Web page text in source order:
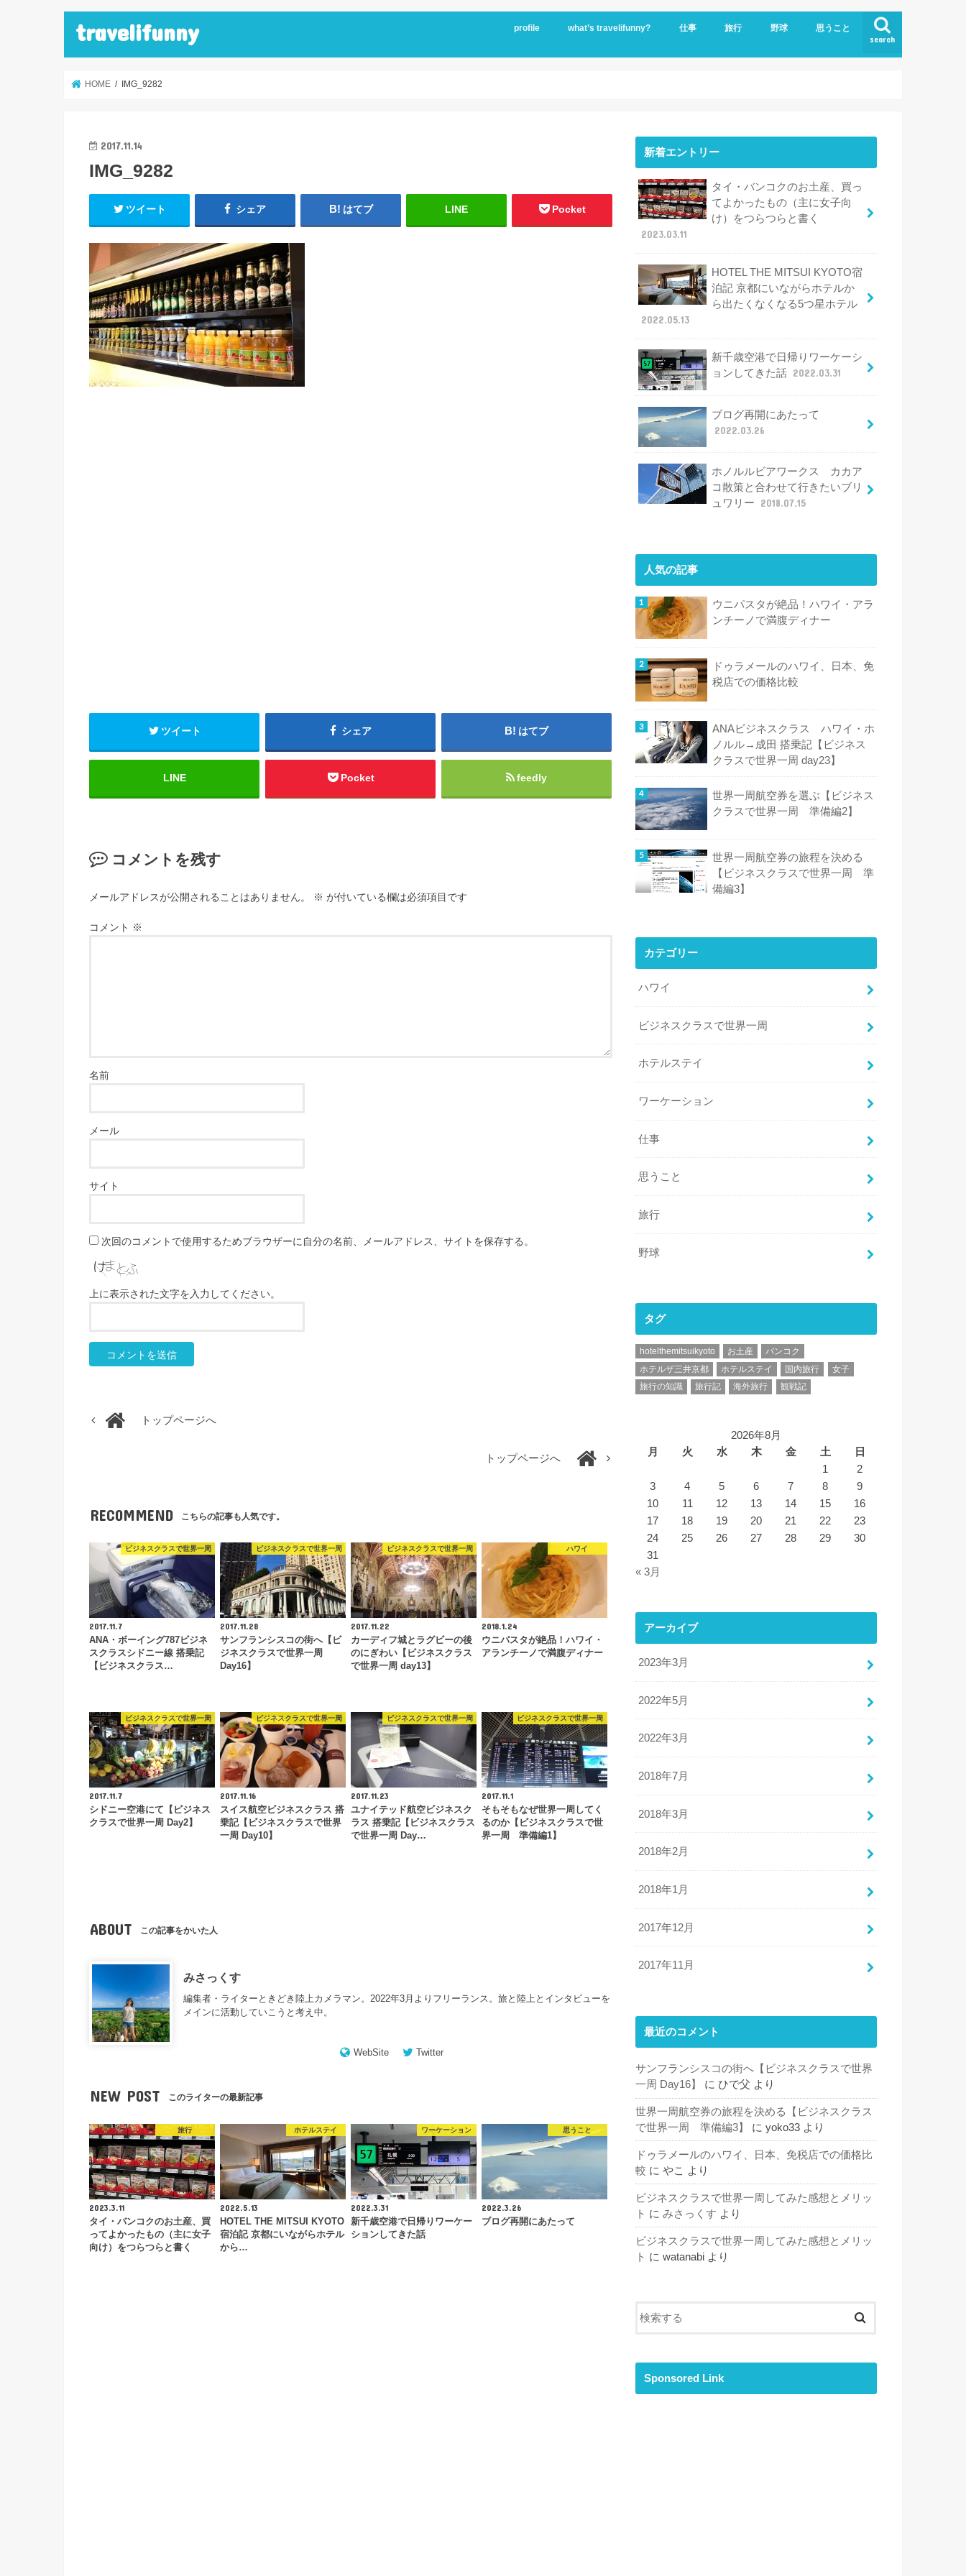
travelifunny search
profile what’s travelifunny? 仕事 旅行
ビジネスクラスで世界一周
ハワイ
野球 思うこと
HOME IMG_9282
2017.11.14
IMG_9282
ツイート シェア はてブ LINE Pocket
ツイート シェア はてブ
LINE Pocket feedly
コメントを残す
メールアドレスが公開されることはありません。 ※ が付いている欄は必須項目です
コメント ※
名前
メール
サイト
次回のコメントで使用するためブラウザーに自分の名前、メールアドレス、サイトを保存する。
上に表示された文字を入力してください。
トップページへ
トップページへ
RECOMMEND こちらの記事も人気です。
ビジネスクラスで世界一周
2017.11.7
ANA・ボーイング787ビジネ
スクラスシドニー線 搭乗記
【ビジネスクラス…
ビジネスクラスで世界一周
2017.11.28
サンフランシスコの街へ【ビ
ジネスクラスで世界一周
Day16】
ビジネスクラスで世界一周
2017.11.22
カーディフ城とラグビーの後
のにぎわい【ビジネスクラス
で世界一周 day13】
ハワイ
2018.1.24
ウニパスタが絶品！ハワイ・
アランチーノで満腹ディナー
ビジネスクラスで世界一周
2017.11.7
シドニー空港にて【ビジネス
クラスで世界一周 Day2】
ビジネスクラスで世界一周
2017.11.16
スイス航空ビジネスクラス 搭
乗記【ビジネスクラスで世界
一周 Day10】
ビジネスクラスで世界一周
2017.11.23
ユナイテッド航空ビジネスク
ラス 搭乗記【ビジネスクラス
で世界一周 Day…
ビジネスクラスで世界一周
2017.11.1
そもそもなぜ世界一周してく
るのか【ビジネスクラスで世
界一周 準備編1】
ABOUT この記事をかいた人
みさっくす
編集者・ライターときどき陸上カメラマン。2022年3月よりフリーランス。旅と陸上とインタビューを
メインに活動していこうと考え中。
WebSite Twitter
NEW POST このライターの最新記事
旅行
2023.3.11
タイ・バンコクのお土産、買
ってよかったもの（主に女子
向け）をつらつらと書く
ホテルステイ
2022.5.13
HOTEL THE MITSUI KYOTO
宿泊記 京都にいながらホテル
から…
ワーケーション
2022.3.31
新千歳空港で日帰りワーケー
ションしてきた話
思うこと
2022.3.26
ブログ再開にあたって
新着エントリー
タイ・バンコクのお土産、買っ
てよかったもの（主に女子向
け）をつらつらと書く
2023.03.11
HOTEL THE MITSUI KYOTO宿
泊記 京都にいながらホテルか
ら出たくなくなる5つ星ホテル
2022.05.13
新千歳空港で日帰りワーケーシ
ョンしてきた話 2022.03.31
ブログ再開にあたって
2022.03.26
ホノルルビアワークス カカア
コ散策と合わせて行きたいブリ
ュワリー
2018.07.15
人気の記事
ウニパスタが絶品！ハワイ・アラ
ンチーノで満腹ディナー
ドゥラメールのハワイ、日本、免
税店での価格比較
ANAビジネスクラス ハワイ・ホ
ノルル→成田 搭乗記【ビジネス
クラスで世界一周 day23】
世界一周航空券を選ぶ【ビジネス
クラスで世界一周 準備編2】
世界一周航空券の旅程を決める
【ビジネスクラスで世界一周 準
備編3】
カテゴリー
ハワイ
ビジネスクラスで世界一周
ホテルステイ
ワーケーション
仕事
思うこと
旅行
野球
タグ
hotelthemitsuikyoto お土産
バンコク
ホテルザ三井京都
ホテルステイ 国内旅行
女子
旅行の知識
旅行記 海外旅行 観戦記
2026年8月
月
火 水 木 金 土
日
1
2
3
4 5 6 7 8
9
10
11 12 13 14 15
16
17
18 19 20 21 22
23
24
25 26 27 28 29
30
31
« 3月
アーカイブ
2023年3月
2022年5月
2022年3月
2018年7月
2018年3月
2018年2月
2018年1月
2017年12月
2017年11月
最近のコメント
サンフランシスコの街へ【ビジネスクラスで世界
一周 Day16】
に ひで父 より
世界一周航空券の旅程を決める【ビジネスクラス
で世界一周 準備編3】
に yoko33 より
ドゥラメールのハワイ、日本、免税店での価格比
較 に やこ より
ビジネスクラスで世界一周してみた感想とメリッ
ト に みさっくす より
ビジネスクラスで世界一周してみた感想とメリッ
ト に watanabi より
Sponsored Link